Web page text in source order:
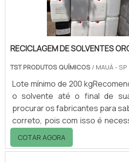
RECICLAGEM DE SOLVENTES
TST PRODUTOS QUÍMICOS / MAUÁ - SP
Lote mínimo de 200
o solvente até o final de
procurar os fabricantes para
correto, pois com isso é
a reciclagem de solventes
solventes são produtos
COTAR AGORA